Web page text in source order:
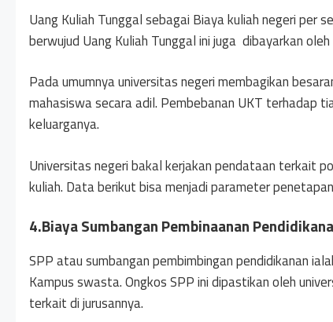
Uang Kuliah Tunggal sebagai Biaya kuliah negeri per
berwujud Uang Kuliah Tunggal ini juga dibayarkan
Pada umumnya universitas negeri membagikan
mahasiswa secara adil. Pembebanan UKT terhadap
keluarganya.
Universitas negeri bakal kerjakan pendataan terkait
kuliah. Data berikut bisa menjadi parameter
4.Biaya Sumbangan Pembinaanan
SPP atau sumbangan pembimbingan pendidikanan
Kampus swasta. Ongkos SPP ini dipastikan oleh
terkait di jurusannya.